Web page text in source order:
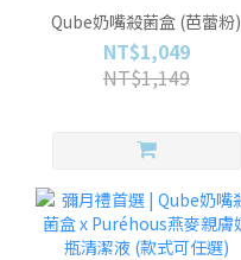
Qube奶嘴殺菌盒 (芭蕾粉)
NT$1,049
NT$1,149